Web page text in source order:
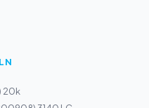
20k